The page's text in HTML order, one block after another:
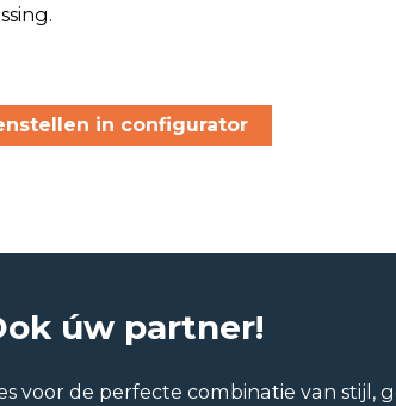
in configurator
úw partner!
voor de perfecte combinatie van stijl,